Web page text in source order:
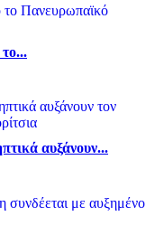
αυξάνουν...